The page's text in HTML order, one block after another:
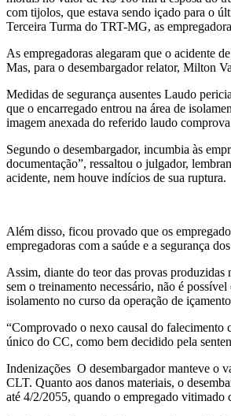
com tijolos, que estava sendo içado para o
Terceira Turma do TRT-MG, as
As empregadoras alegaram que o acidente
Mas, para o desembargador relator, Milton
Medidas de segurança ausentes Laudo
que o encarregado entrou na área de
imagem anexada do referido laudo
Segundo o desembargador, incumbia às
documentação”, ressaltou o julgador,
acidente, nem houve indícios de sua ruptura.
Além disso, ficou provado que os
empregadoras com a saúde e a segurança
Assim, diante do teor das provas produzidas
sem o treinamento necessário, não é
isolamento no curso da operação de
“Comprovado o nexo causal do falecimento
único do CC, como bem decidido pela
Indenizações O desembargador manteve o
CLT. Quanto aos danos materiais, o
até 4/2/2055, quando o empregado